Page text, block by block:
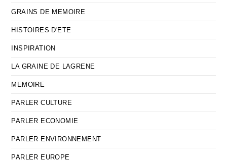
GRAINS DE MEMOIRE
HISTOIRES D'ETE
INSPIRATION
LA GRAINE DE LAGRENE
MEMOIRE
PARLER CULTURE
PARLER ECONOMIE
PARLER ENVIRONNEMENT
PARLER EUROPE